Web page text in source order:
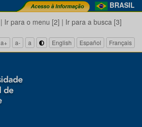
BRASIL
| Ir para o menu [2] | Ir para a busca [3]
a+ a- a English Español Français